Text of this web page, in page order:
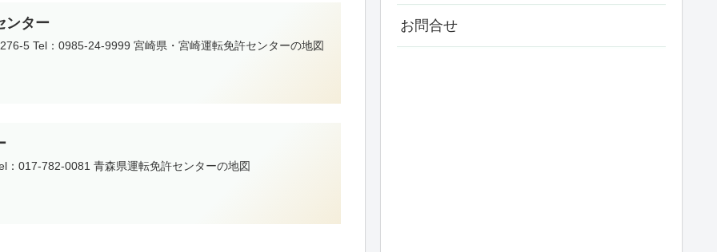
ンター
5 Tel：0985-24-9999 宮崎県・宮崎運転免許センターの地図
：017-782-0081 青森県運転免許センターの地図
お問合せ